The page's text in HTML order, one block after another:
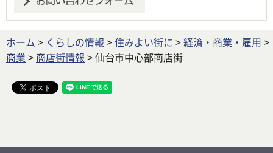
ホーム > くらしの情報 >住みよい街に >経済・商業・雇用 >
商業 > 商店街情報 > 仙台市中心部商店街